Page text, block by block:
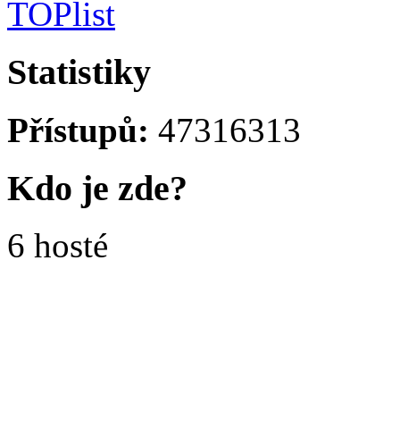
Statistiky
Přístupů: 47316313
Kdo je zde?
6 hosté